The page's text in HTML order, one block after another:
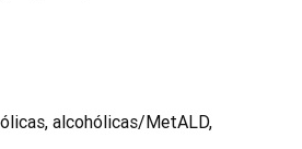
alcohólicas/MetALD,